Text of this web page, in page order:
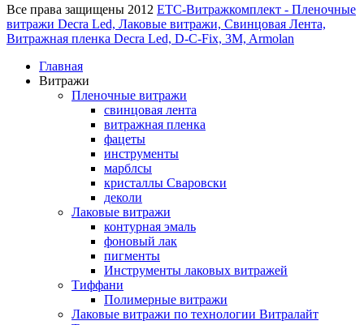
Все права защищены 2012 ЕТС-Витражкомплект - Пленочные
витражи Decra Led, Лаковые витражи, Свинцовая Лента,
Витражная пленка Decra Led, D-C-Fix, 3M, Armolan
Главная
Витражи
Пленочные витражи
свинцовая лента
витражная пленка
фацеты
инструменты
марблсы
кристаллы Сваровски
деколи
Лаковые витражи
контурная эмаль
фоновый лак
пигменты
Инструменты лаковых витражей
Тиффани
Полимерные витражи
Лаковые витражи по технологии Витралайт